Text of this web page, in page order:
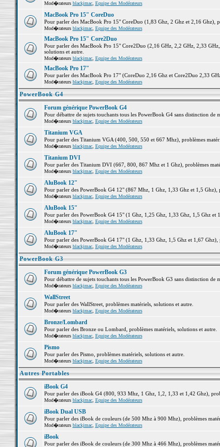
Mod�rateurs blackjmac, Equipe des Modérateurs
MacBook Pro 15" CoreDuo
Pour parler des MacBook Pro 15" CoreDuo (1,83 Ghz, 2 Ghz et 2,16 Ghz),
Mod�rateurs blackjmac, Equipe des Modérateurs
MacBook Pro 15" Core2Duo
Pour parler des MacBook Pro 15" Core2Duo (2,16 GHz, 2,2 GHz, 2,33
solutions et autre.
Mod�rateurs blackjmac, Equipe des Modérateurs
MacBook Pro 17"
Pour parler des MacBook Pro 17" (CoreDuo 2,16 Ghz et Core2Duo 2,33
Mod�rateurs blackjmac, Equipe des Modérateurs
PowerBook G4
Forum générique PowerBook G4
Pour débattre de sujets touchants tous les PowerBook G4 sans distinction de
Mod�rateurs blackjmac, Equipe des Modérateurs
Titanium VGA
Pour parler des Titanium VGA (400, 500, 550 et 667 Mhz), problèmes
Mod�rateurs blackjmac, Equipe des Modérateurs
Titanium DVI
Pour parler des Titanium DVI (667, 800, 867 Mhz et 1 Ghz), problèmes
Mod�rateurs blackjmac, Equipe des Modérateurs
AluBook 12"
Pour parler des PowerBook G4 12" (867 Mhz, 1 Ghz, 1,33 Ghz et 1,5 Ghz),
Mod�rateurs blackjmac, Equipe des Modérateurs
AluBook 15"
Pour parler des PowerBook G4 15" (1 Ghz, 1,25 Ghz, 1,33 Ghz, 1,5 Ghz et
Mod�rateurs blackjmac, Equipe des Modérateurs
AluBook 17"
Pour parler des PowerBook G4 17" (1 Ghz, 1,33 Ghz, 1,5 Ghz et 1,67 Ghz),
Mod�rateurs blackjmac, Equipe des Modérateurs
PowerBook G3
Forum générique PowerBook G3
Pour débattre de sujets touchants tous les PowerBook G3 sans distinction de
Mod�rateurs blackjmac, Equipe des Modérateurs
WallStreet
Pour parler des WallStreet, problèmes matériels, solutions et autre.
Mod�rateurs blackjmac, Equipe des Modérateurs
Bronze/Lombard
Pour parler des Bronze ou Lombard, problèmes matériels, solutions et autre.
Mod�rateurs blackjmac, Equipe des Modérateurs
Pismo
Pour parler des Pismo, problèmes matériels, solutions et autre.
Mod�rateurs blackjmac, Equipe des Modérateurs
Autres Portables
iBook G4
Pour parler des iBook G4 (800, 933 Mhz, 1 Ghz, 1,2, 1,33 et 1,42 Ghz),
Mod�rateurs blackjmac, Equipe des Modérateurs
iBook Dual USB
Pour parler des iBook de couleurs (de 500 Mhz à 900 Mhz), problèmes
Mod�rateurs blackjmac, Equipe des Modérateurs
iBook
Pour parler des iBook de couleurs (de 300 Mhz à 466 Mhz), problèmes